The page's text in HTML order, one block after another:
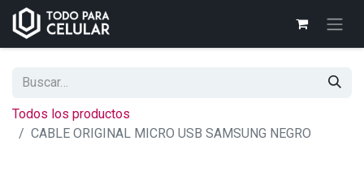
Todos los productos
CABLE ORIGINAL MICRO USB SAMSUNG NEGRO